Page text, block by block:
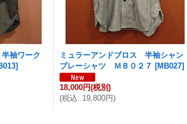
袖ワーク
]
ミュラーアンドブロス 半袖シャン
ブレーシャツ ＭＢ０２７ [MB027]
18,000円(税別)
(税込: 19,800円)